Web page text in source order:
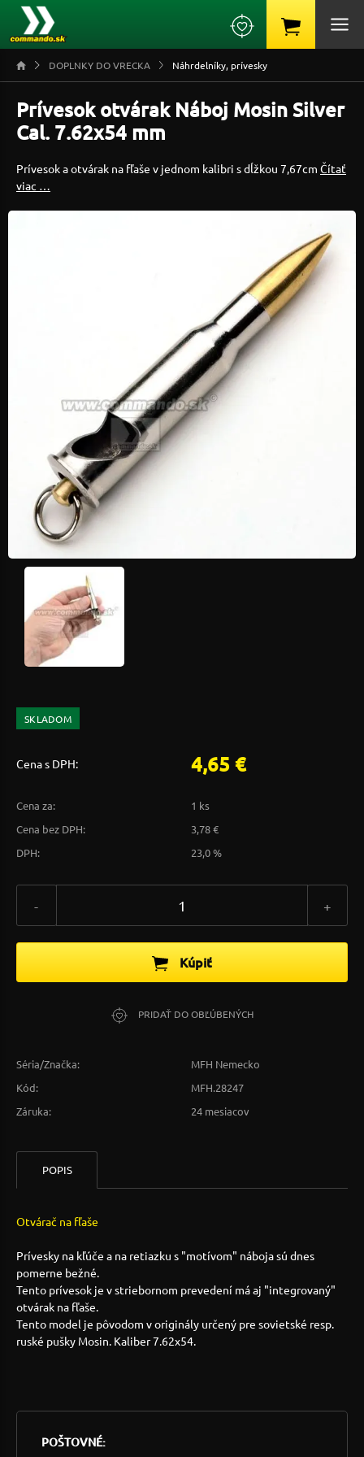
DOPLNKY DO VRECKA Náhrdelníky, prívesky
Prívesok otvárak Náboj Mosin Silver
Cal. 7.62x54 mm
Prívesok a otvárak na fľaše v jednom kalibri s dĺžkou 7,67cm Čítať
viac …
SKLADOM
Cena s DPH: 4,65 €
Cena za:
1 ks
Cena bez DPH:
3,78 €
DPH:
23,0 %
- +
Kúpiť
PRIDAŤ DO OBĽÚBENÝCH
Séria/Značka:
MFH Nemecko
Kód:
MFH.28247
Záruka:
24 mesiacov
POPIS
Otvárač na fľaše
Prívesky na kľúče a na retiazku s "motívom" náboja sú dnes
pomerne bežné.
Tento prívesok je v striebornom prevedení má aj "integrovaný"
otvárak na fľaše.
Tento model je pôvodom v originály určený pre sovietské resp.
ruské pušky Mosin. Kaliber 7.62x54.
POŠTOVNÉ: